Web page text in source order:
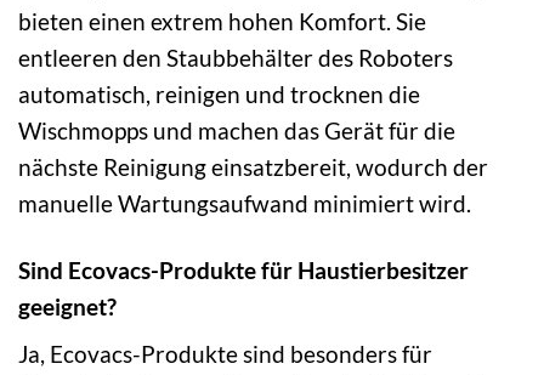
bieten einen extrem hohen Komfort. Sie
entleeren den Staubbehälter des Roboters
automatisch, reinigen und trocknen die
Wischmopps und machen das Gerät für die
nächste Reinigung einsatzbereit, wodurch der
manuelle Wartungsaufwand minimiert wird.
Sind Ecovacs-Produkte für Haustierbesitzer
geeignet?
Ja, Ecovacs-Produkte sind besonders für